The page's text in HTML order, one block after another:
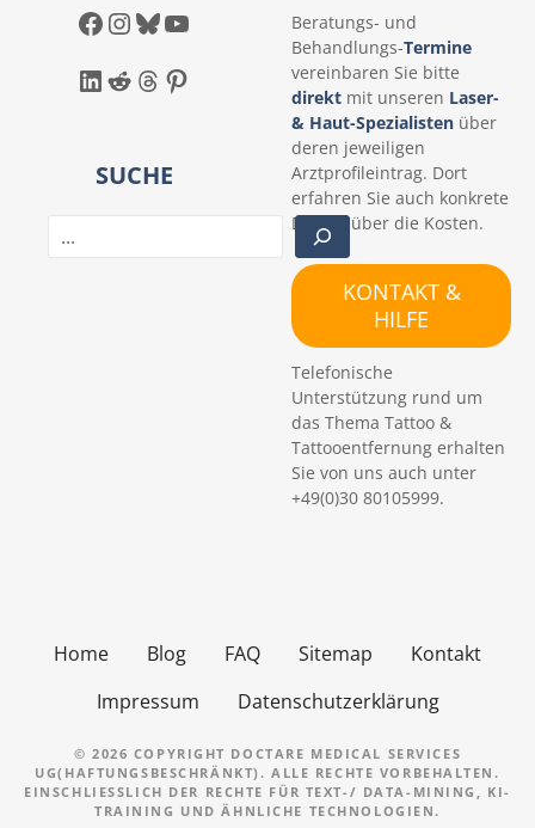
Facebook InstagramBluesky YouTube
LinkedIn Reddit Threads Pinterest
SUCHE
Beratungs- und
Behandlungs-Termine
vereinbaren Sie bitte
direkt mit unseren Laser-
& Haut-Spezialisten über
deren jeweiligen
Arztprofileintrag. Dort
erfahren Sie auch konkrete
Details über die Kosten.
KONTAKT &
HILFE
Telefonische
Unterstützung rund um
das Thema Tattoo &
Tattooentfernung erhalten
Sie von uns auch unter
+49(0)30 80105999.
Home Blog FAQ Sitemap
Kontakt
Impressum
Datenschutzerklärung
© 2026 COPYRIGHT DOCTARE MEDICAL SERVICES
UG(HAFTUNGSBESCHRÄNKT). ALLE RECHTE VORBEHALTEN.
EINSCHLIESSLICH DER RECHTE FÜR TEXT-/ DATA-MINING, KI-T
RAINING UND ÄHNLICHE TECHNOLOGIEN.